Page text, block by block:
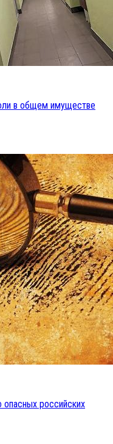
в общем имуществе
опасных российских